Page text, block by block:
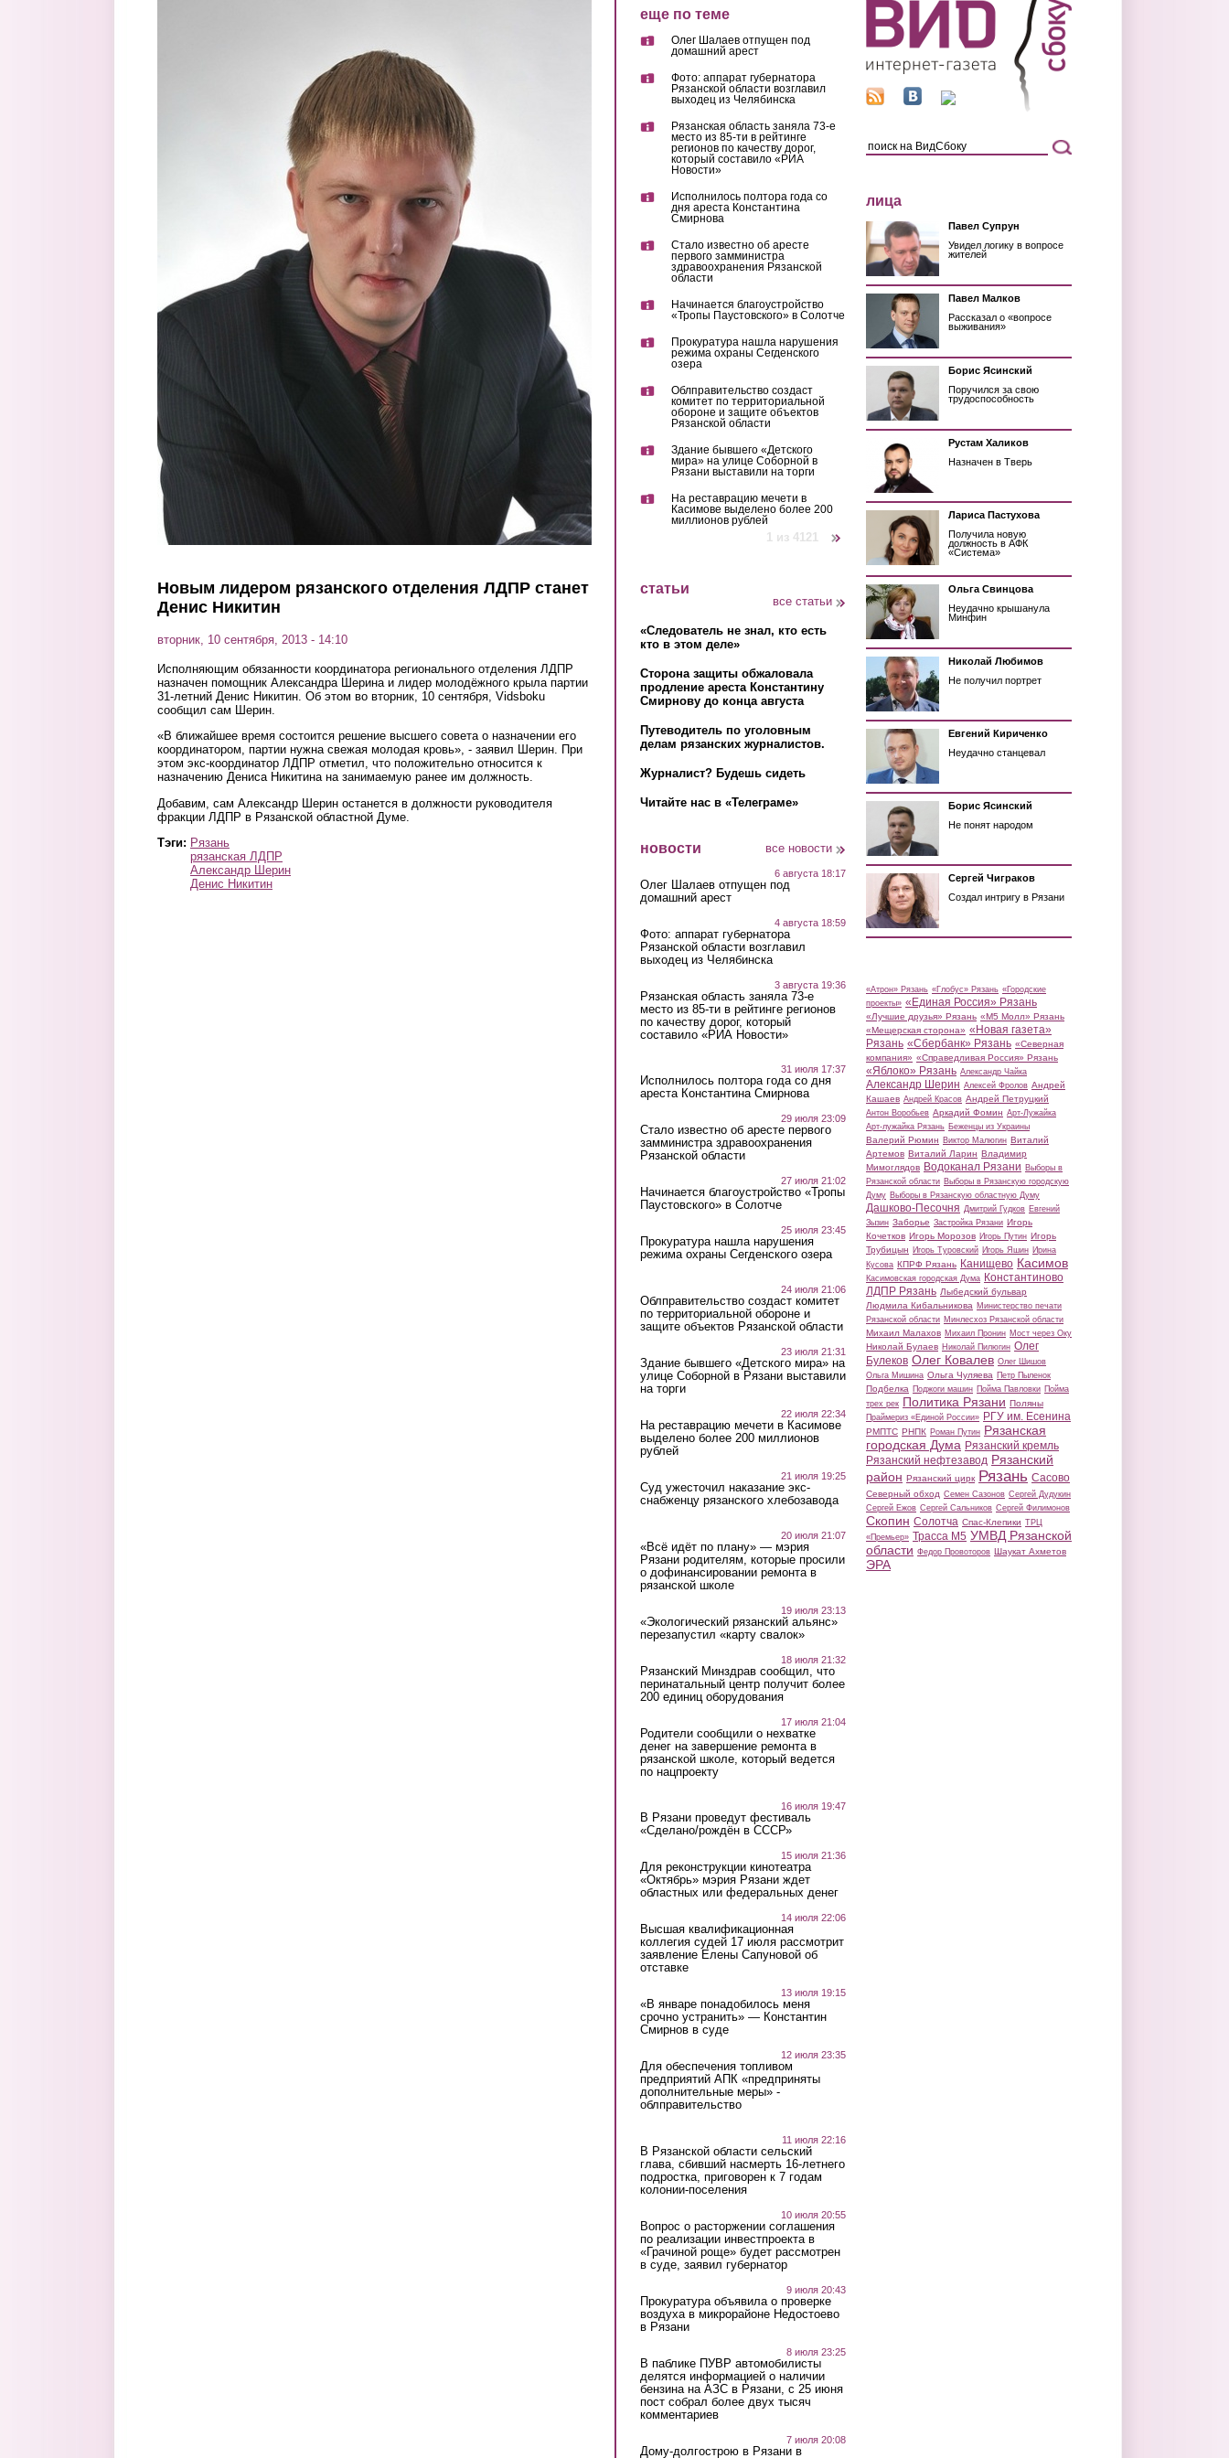
Новым лидером рязанского отделения ЛДПР станет
Денис Никитин
вторник, 10 сентября, 2013 - 14:10
Исполняющим обязанности координатора регионального отделения ЛДПР
назначен помощник Александра Шерина и лидер молодёжного крыла партии
31-летний Денис Никитин. Об этом во вторник, 10 сентября, Vidsboku
сообщил сам Шерин.
«В ближайшее время состоится решение высшего совета о назначении его
координатором, партии нужна свежая молодая кровь», - заявил Шерин. При
этом экс-координатор ЛДПР отметил, что положительно относится к
назначению Дениса Никитина на занимаемую ранее им должность.
Добавим, сам Александр Шерин останется в должности руководителя
фракции ЛДПР в Рязанской областной Думе.
Тэги: Рязань
рязанская ЛДПР
Александр Шерин
Денис Никитин
еще по теме
Олег Шалаев отпущен под
домашний арест
Фото: аппарат губернатора
Рязанской области возглавил
выходец из Челябинска
Рязанская область заняла 73-е
место из 85-ти в рейтинге
регионов по качеству дорог,
который составило «РИА
Новости»
Исполнилось полтора года со
дня ареста Константина
Смирнова
Стало известно об аресте
первого замминистра
здравоохранения Рязанской
области
Начинается благоустройство
«Тропы Паустовского» в Солотче
Прокуратура нашла нарушения
режима охраны Сегденского
озера
Облправительство создаст
комитет по территориальной
обороне и защите объектов
Рязанской области
Здание бывшего «Детского
мира» на улице Соборной в
Рязани выставили на торги
На реставрацию мечети в
Касимове выделено более 200
миллионов рублей
1 из 4121
статьи
все статьи
«Следователь не знал, кто есть
кто в этом деле»
Сторона защиты обжаловала
продление ареста Константину
Смирнову до конца августа
Путеводитель по уголовным
делам рязанских журналистов.
Журналист? Будешь сидеть
Читайте нас в «Телеграме»
новости все новости
6 августа 18:17
Олег Шалаев отпущен под
домашний арест
4 августа 18:59
Фото: аппарат губернатора
Рязанской области возглавил
выходец из Челябинска
3 августа 19:36
Рязанская область заняла 73-е
место из 85-ти в рейтинге регионов
по качеству дорог, который
составило «РИА Новости»
31 июля 17:37
Исполнилось полтора года со дня
ареста Константина Смирнова
29 июля 23:09
Стало известно об аресте первого
замминистра здравоохранения
Рязанской области
27 июля 21:02
Начинается благоустройство «Тропы
Паустовского» в Солотче
25 июля 23:45
Прокуратура нашла нарушения
режима охраны Сегденского озера
24 июля 21:06
Облправительство создаст комитет
по территориальной обороне и
защите объектов Рязанской области
23 июля 21:31
Здание бывшего «Детского мира» на
улице Соборной в Рязани выставили
на торги
22 июля 22:34
На реставрацию мечети в Касимове
выделено более 200 миллионов
рублей
21 июля 19:25
Суд ужесточил наказание экс-
снабженцу рязанского хлебозавода
20 июля 21:07
«Всё идёт по плану» — мэрия
Рязани родителям, которые просили
о дофинансировании ремонта в
рязанской школе
19 июля 23:13
«Экологический рязанский альянс»
перезапустил «карту свалок»
18 июля 21:32
Рязанский Минздрав сообщил, что
перинатальный центр получит более
200 единиц оборудования
17 июля 21:04
Родители сообщили о нехватке
денег на завершение ремонта в
рязанской школе, который ведется
по нацпроекту
16 июля 19:47
В Рязани проведут фестиваль
«Сделано/рождён в СССР»
15 июля 21:36
Для реконструкции кинотеатра
«Октябрь» мэрия Рязани ждет
областных или федеральных денег
14 июля 22:06
Высшая квалификационная
коллегия судей 17 июля рассмотрит
заявление Елены Сапуновой об
отставке
13 июля 19:15
«В январе понадобилось меня
срочно устранить» — Константин
Смирнов в суде
12 июля 23:35
Для обеспечения топливом
предприятий АПК «предприняты
дополнительные меры» -
облправительство
11 июля 22:16
В Рязанской области сельский
глава, сбивший насмерть 16-летнего
подростка, приговорен к 7 годам
колонии-поселения
10 июля 20:55
Вопрос о расторжении соглашения
по реализации инвестпроекта в
«Грачиной роще» будет рассмотрен
в суде, заявил губернатор
9 июля 20:43
Прокуратура объявила о проверке
воздуха в микрорайоне Недостоево
в Рязани
8 июля 23:25
В паблике ПУВР автомобилисты
делятся информацией о наличии
бензина на АЗС в Рязани, с 25 июня
пост собрал более двух тысяч
комментариев
7 июля 20:08
Дому-долгострою в Рязани в
лица
Павел Супрун
Увидел логику в вопросе
жителей
Павел Малков
Рассказал о «вопросе
выживания»
Борис Ясинский
Поручился за свою
трудоспособность
Рустам Халиков
Назначен в Тверь
Лариса Пастухова
Получила новую
должность в АФК
«Система»
Ольга Свинцова
Неудачно крышанула
Минфин
Николай Любимов
Не получил портрет
Евгений Кириченко
Неудачно станцевал
Борис Ясинский
Не понят народом
Сергей Чиграков
Создал интригу в Рязани
«Атрон» Рязань «Глобус» Рязань «Городские
проекты» «Единая Россия» Рязань
«Лучшие друзья» Рязань «М5 Молл» Рязань
«Мещерская сторона» «Новая газета»
Рязань «Сбербанк» Рязань «Северная
компания» «Справедливая Россия» Рязань
«Яблоко» Рязань Александр Чайка
Александр Шерин Алексей Фролов Андрей
Кашаев Андрей Красов Андрей Петруцкий
Антон Воробьев Аркадий Фомин Арт-Лужайка
Арт-лужайка Рязань Беженцы из Украины
Валерий Рюмин Виктор Малюгин Виталий
Артемов Виталий Ларин Владимир
Мимоглядов Водоканал Рязани Выборы в
Рязанской области Выборы в Рязанскую городскую
Думу Выборы в Рязанскую областную Думу
Дашково-Песочня Дмитрий Гудков Евгений
Зызин Заборье Застройка Рязани Игорь
Кочетков Игорь Морозов Игорь Путин Игорь
Трубицын Игорь Туровский Игорь Яшин Ирина
Кусова КПРФ Рязань Канищево Касимов
Касимовская городская Дума Константиново
ЛДПР Рязань Лыбедский бульвар
Людмила Кибальникова Министерство печати
Рязанской области Минлесхоз Рязанской области
Михаил Малахов Михаил Пронин Мост через Оку
Николай Булаев Николай Пилюгин Олег
Булеков Олег Ковалев Олег Шишов
Ольга Мишина Ольга Чуляева Петр Пыленок
Подбелка Поджоги машин Пойма Павловки Пойма
трех рек Политика Рязани Поляны
Праймериз «Единой России» РГУ им. Есенина
РМПТС РНПК Роман Путин Рязанская
городская Дума Рязанский кремль
Рязанский нефтезавод Рязанский
район Рязанский цирк Рязань Сасово
Северный обход Семен Сазонов Сергей Дудукин
Сергей Ежов Сергей Сальников Сергей Филимонов
Скопин Солотча Спас-Клепики ТРЦ
«Премьер» Трасса М5 УМВД Рязанской
области Федор Провоторов Шаукат Ахметов
ЭРА